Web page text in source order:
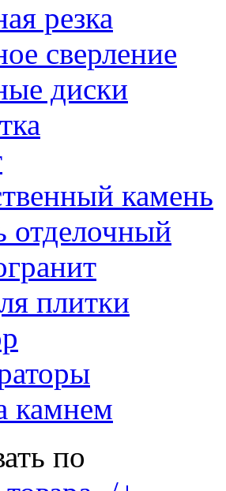
резка
сверление
диски
камень
отделочный
плитки
камнем
по